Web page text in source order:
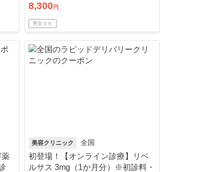
8,300 円
男女ＯＫ
薬
美容クリニック 全国
初登場！【オンライン診療】リベ
ルサス 3mg（1か月分）※初診料・